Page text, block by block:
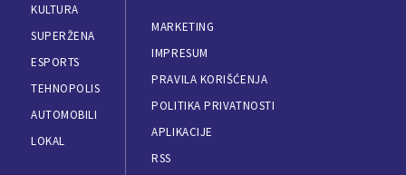
KULTURA
SUPERŽENA
ESPORTS
TEHNOPOLIS
AUTOMOBILI
LOKAL
MARKETING
IMPRESUM
PRAVILA KORIŠĆENJA
POLITIKA PRIVATNOSTI
APLIKACIJE
RSS